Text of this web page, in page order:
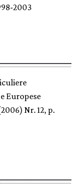
2003
Europese
Nr. 12, p.